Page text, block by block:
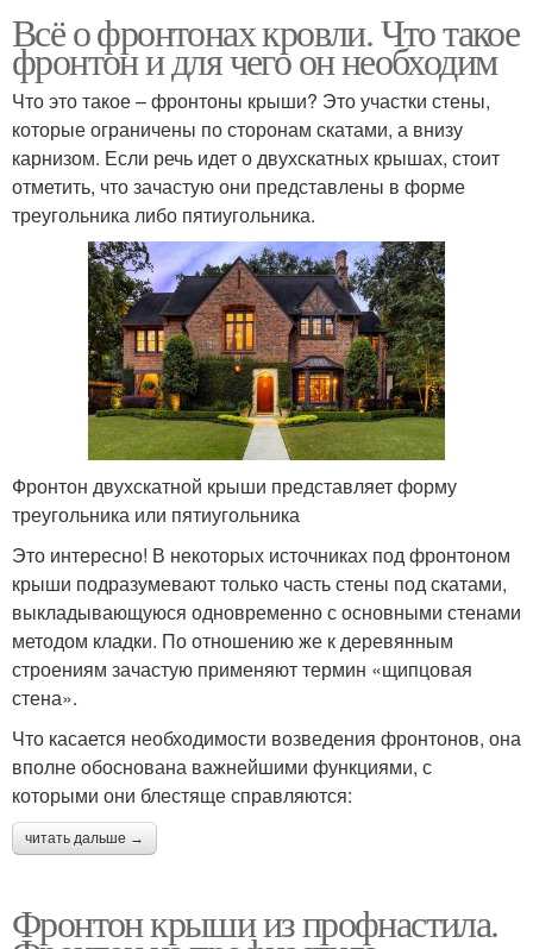
Всё о фронтонах кровли. Что такое
фронтон и для чего он необходим
Что это такое – фронтоны крыши? Это участки стены,
которые ограничены по сторонам скатами, а внизу
карнизом. Если речь идет о двухскатных крышах, стоит
отметить, что зачастую они представлены в форме
треугольника либо пятиугольника.
Фронтон двухскатной крыши представляет форму
треугольника или пятиугольника
Это интересно! В некоторых источниках под фронтоном
крыши подразумевают только часть стены под скатами,
выкладывающуюся одновременно с основными стенами
методом кладки. По отношению же к деревянным
строениям зачастую применяют термин «щипцовая
стена».
Что касается необходимости возведения фронтонов, она
вполне обоснована важнейшими функциями, с
которыми они блестяще справляются:
читать дальше →
Фронтон крыши из профнастила.